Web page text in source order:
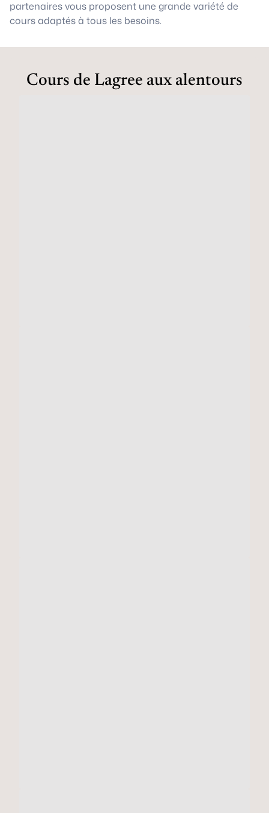
partenaires vous proposent une grande variété de
cours adaptés à tous les besoins.
Cours de Lagree aux alentours